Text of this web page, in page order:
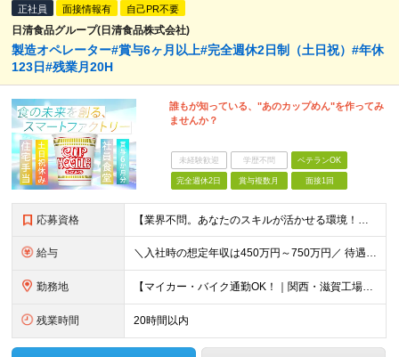
正社員 面接情報有 自己PR不要
日清食品グループ(日清食品株式会社)
製造オペレーター#賞与6ヶ月以上#完全週休2日制（土日祝）#年休
123日#残業月20H
誰もが知っている、"あのカップめん"を作ってみ
ませんか？
未経験歓迎 学歴不問 ベテランOK
完全週休2日 賞与複数月 面接1回
応募資格 【業界不問。あなたのスキルが活かせる環境！高卒以上】 ★下記いずれかのご経験をお持ちの方 ◯工場での製造経験（設備の運転・メンテナンス・トラブル対応等） ◯工場での勤務経験（生産管理・品質管理等）
給与 ＼入社時の想定年収は450万円～750万円／ 待遇 学歴・年齢・経験スキルにより、採用区分が異なります。 ★最大賞与8ヶ月分の支給実績 決算賞与が支給される年もございます。 昨年度
勤務地 【マイカー・バイク通勤OK！｜関西・滋賀工場には独身寮あり】 日清食品直轄工場（関東工場・静岡工場・関西工場・滋賀工場・下関工場） 【関東工場】茨城県取手市清水667-1 【静岡工場】静岡県焼津市相
残業時間 20時間以内